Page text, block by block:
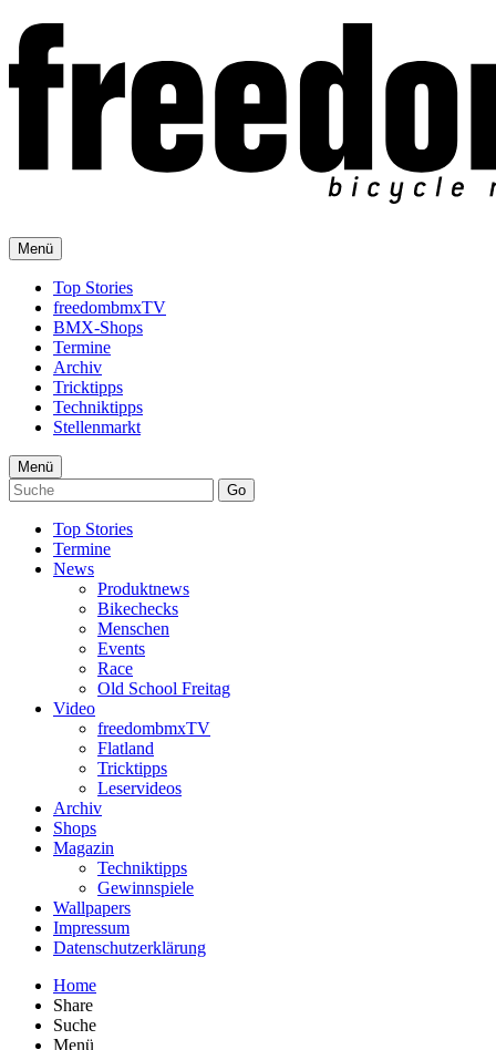
Menü
Top Stories
freedombmxTV
BMX-Shops
Termine
Archiv
Tricktipps
Techniktipps
Stellenmarkt
Menü
Go
Top Stories
Termine
News
Produktnews
Bikechecks
Menschen
Events
Race
Old School Freitag
Video
freedombmxTV
Flatland
Tricktipps
Leservideos
Archiv
Shops
Magazin
Techniktipps
Gewinnspiele
Wallpapers
Impressum
Datenschutzerklärung
Home
Share
Suche
Menü